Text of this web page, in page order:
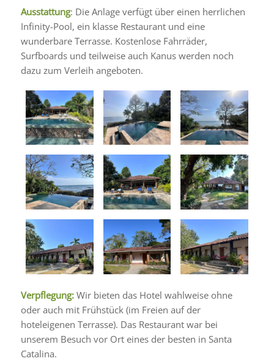
Ausstattung: Die Anlage verfügt über einen herrlichen
Infinity-Pool, ein klasse Restaurant und eine
wunderbare Terrasse. Kostenlose Fahrräder,
Surfboards und teilweise auch Kanus werden noch
dazu zum Verleih angeboten.
Verpflegung:Wir bieten das Hotel wahlweise ohne
oder auch mit Frühstück (im Freien auf der
hoteleigenen Terrasse). Das Restaurant war bei
unserem Besuch vor Ort eines der besten in Santa
Catalina.